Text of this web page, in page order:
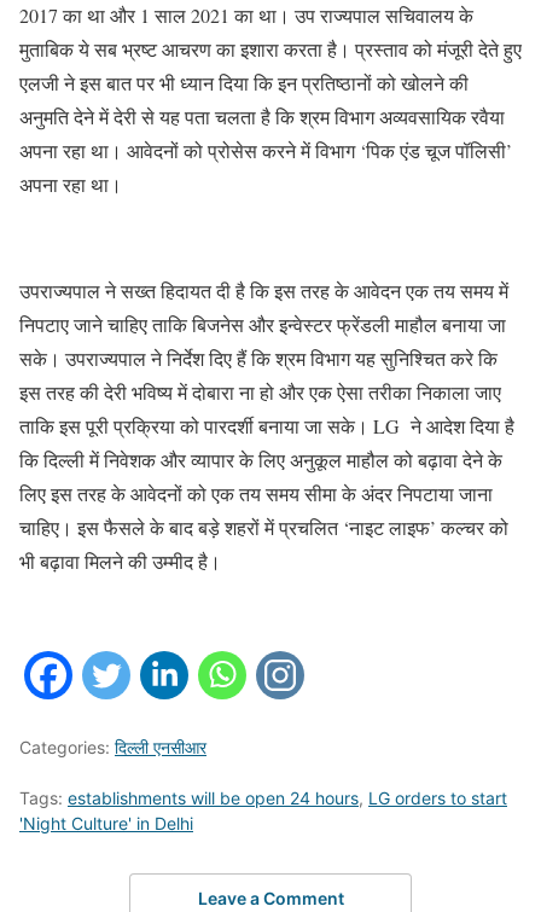
2017 का था और 1 साल 2021 का था। उप राज्यपाल सचिवालय के
मुताबिक ये सब भ्रष्ट आचरण का इशारा करता है। प्रस्ताव को मंजूरी देते हुए
एलजी ने इस बात पर भी ध्यान दिया कि इन प्रतिष्ठानों को खोलने की
अनुमति देने में देरी से यह पता चलता है कि श्रम विभाग अव्यवसायिक रवैया
अपना रहा था। आवेदनों को प्रोसेस करने में विभाग ‘पिक एंड चूज पॉलिसी’
अपना रहा था।
उपराज्यपाल ने सख्त हिदायत दी है कि इस तरह के आवेदन एक तय समय में
निपटाए जाने चाहिए ताकि बिजनेस और इन्वेस्टर फ्रेंडली माहौल बनाया जा
सके। उपराज्यपाल ने निर्देश दिए हैं कि श्रम विभाग यह सुनिश्चित करे कि
इस तरह की देरी भविष्य में दोबारा ना हो और एक ऐसा तरीका निकाला जाए
ताकि इस पूरी प्रक्रिया को पारदर्शी बनाया जा सके। LG ने आदेश दिया है
कि दिल्ली में निवेशक और व्यापार के लिए अनुकूल माहौल को बढ़ावा देने के
लिए इस तरह के आवेदनों को एक तय समय सीमा के अंदर निपटाया जाना
चाहिए। इस फैसले के बाद बड़े शहरों में प्रचलित ‘नाइट लाइफ’ कल्चर को
भी बढ़ावा मिलने की उम्मीद है।
Categories: दिल्ली एनसीआर
Tags: establishments will be open 24 hours, LG orders to start
'Night Culture' in Delhi
Leave a Comment